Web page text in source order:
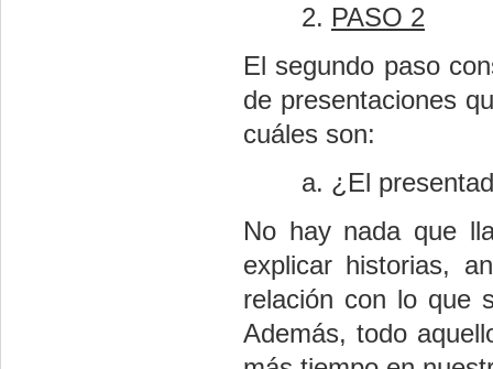
PASO 2
El segundo paso
de presentaciones
cuáles son:
¿El
No hay nada que
explicar historias,
relación con lo que
Además, todo